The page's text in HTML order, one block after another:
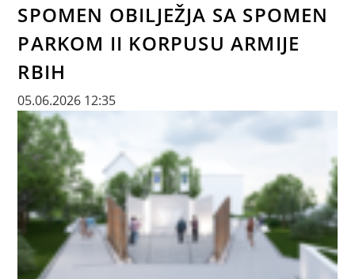
SPOMEN OBILJEŽJA SA SPOMEN
PARKOM II KORPUSU ARMIJE
RBIH
05.06.2026 12:35